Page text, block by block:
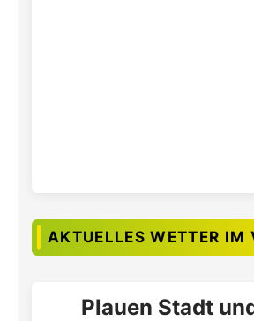
AKTUELLES WETTER IM
Plauen Stadt